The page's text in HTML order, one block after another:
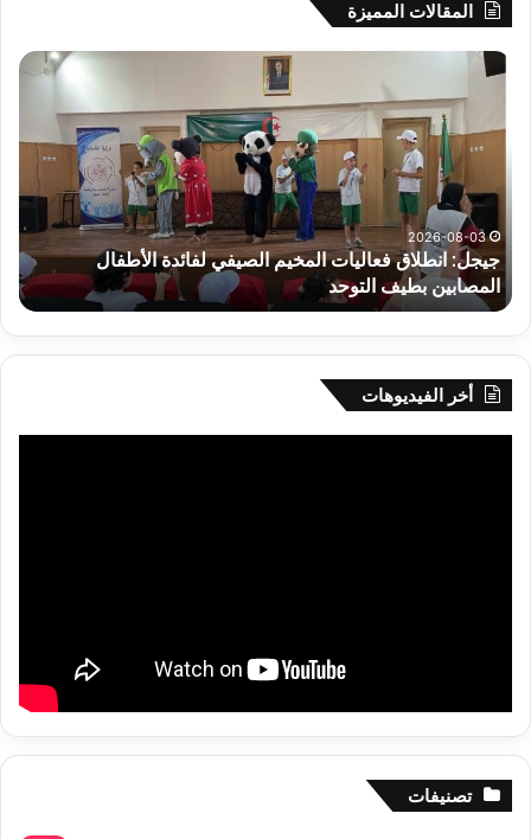
المقالات المميزة
جيجل:
المخيم
لفائدة
الأطفال
المصابين
بطيف
التوحد
2026-08-03
جيجل: انطلاق فعاليات المخيم الصيفي لفائدة الأطفال
المصابين بطيف التوحد
أخر الفيديوهات
تصنيفات